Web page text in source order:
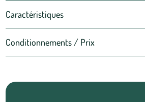
Caractéristiques
Conditionnements / Prix